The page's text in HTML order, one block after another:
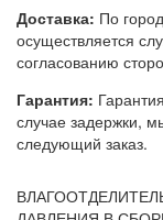
Доставка: По
осуществляется
согласованию
Гарантия:
случае задержки,
следующий заказ.